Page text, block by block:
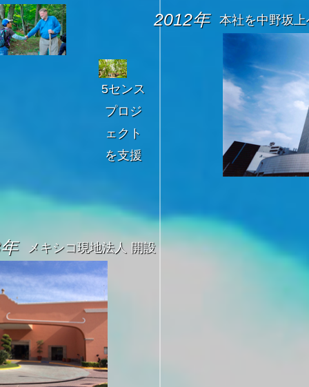
2012年 本社を中野坂
5センス
プロジ
ェクト
を支援
メキシコ現地法人 開設